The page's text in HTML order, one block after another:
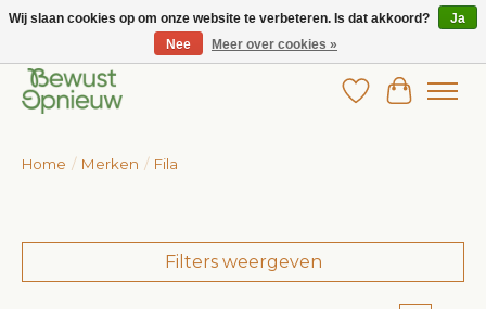
Wij bieden het grootste aanbod in betaalbare kinderkleding!
Verlanglijst
Home / Merken / Fila
Filters weergeven
Wij slaan cookies op om onze website te verbeteren. Is dat akkoord?
Ja
Nee
Meer over cookies »